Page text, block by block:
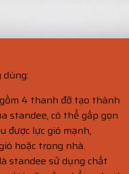
4 thanh đỡ tạo thành
standee, có thể gấp gọn
được lực gió mạnh,
hoặc trong nhà.
standee sử dụng chất